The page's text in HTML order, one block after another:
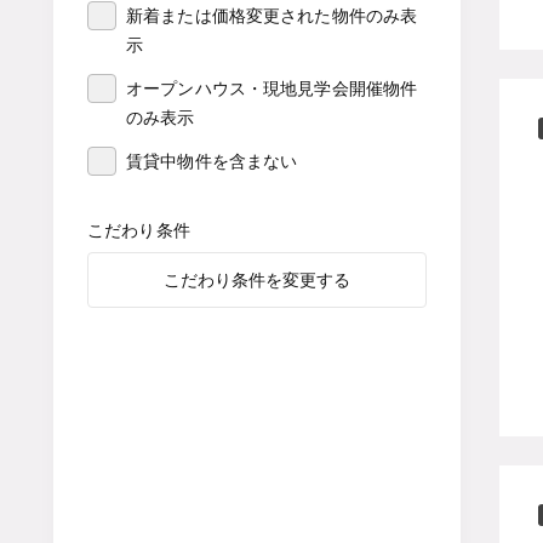
新着または価格変更された物件のみ表
示
オープンハウス・現地見学会開催物件
のみ表示
賃貸中物件を含まない
こだわり条件
こだわり条件を変更する